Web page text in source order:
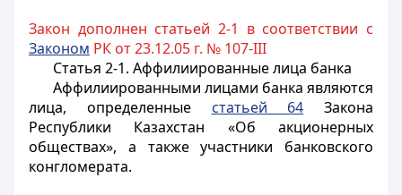
Закон дополнен статьей 2-1 в соответствии с
Законом РК от 23.12.05 г. № 107-III
Статья 2-1. Аффилиированные лица банка
Аффилиированными лицами банка являются
лица, определенные статьей 64 Закона
Республики Казахстан «Об акционерных
обществах», а также участники банковского
конгломерата.